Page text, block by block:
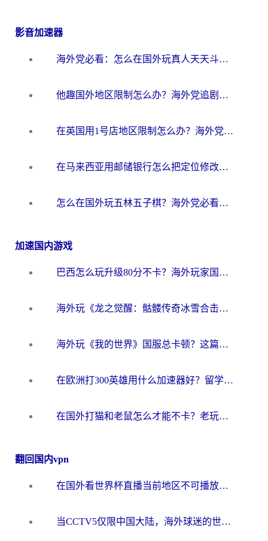
影音加速器
海外党必看：怎么在国外玩真人天天斗地主？附证券开户、音乐定位修改全攻略
他趣国外地区限制怎么办？海外党追剧听歌看直播的一站式解决方案
在英国用1号店地区限制怎么办？海外党必看的回国加速全攻略
在马来西亚用邮储银行怎么把定位修改到中国国内？3个海外生活痛点一次解决
怎么在国外玩五林五子棋？海外党必看的回国加速全攻略（附优酷荔枝FM解决方法）
加速国内游戏
巴西怎么玩升级80分不卡？海外玩家国服游戏加速器终极指南（附避坑技巧）
海外玩《龙之觉醒：骷髅传奇冰雪合击》延迟高？这篇指南帮你解决卡顿烦恼！
海外玩《我的世界》国服总卡顿？这篇我的世界游戏加速器指南帮你解决所有问题
在欧洲打300英雄用什么加速器好？留学生亲测有效的解决方案来了
在国外打猫和老鼠怎么才能不卡？老玩家亲测的终极加速指南
翻回国内vpn
在国外看世界杯直播当前地区不可播放？海外党必看的回国加速全攻略
当CCTV5仅限中国大陆，海外球迷的世界杯狂欢如何继续？